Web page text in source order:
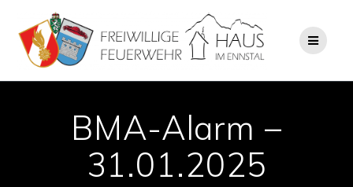
Inhalt
springen
BMA-Alarm –
31.01.2025